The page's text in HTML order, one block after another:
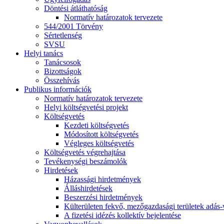
Döntési átláthatóság
Normatív határozatok tervezete
544/2001 Törvény
Sértetlenség
SVSU
Helyi tanács
Tanácsosok
Bizottságok
Összehívás
Publikus információk
Normatív határozatok tervezete
Helyi költségvetési projekt
Költségvetés
Kezdeti költségvetés
Módosított költségvetés
Végleges költségvetés
Költségvetés végrehajtása
Tevékenységi beszámolók
Hirdetések
Házassági hirdetmények
Álláshirdetések
Beszerzési hirdetmények
Külterületen fekvő, mezőgazdasági területek
A fizetési idézés kollektív bejelentése